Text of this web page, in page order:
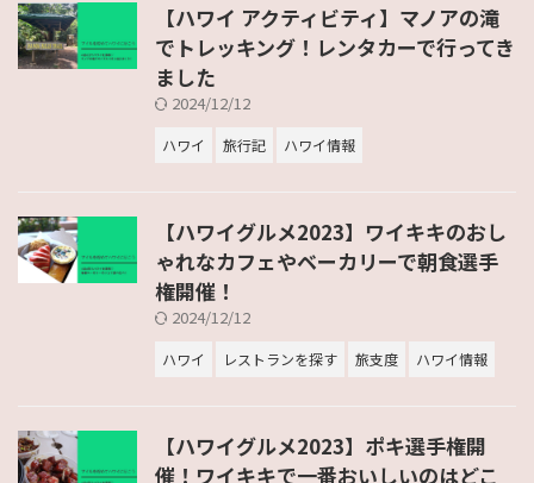
【ハワイ アクティビティ】マノアの滝
でトレッキング！レンタカーで行ってき
ました
2024/12/12
ハワイ 旅行記 ハワイ情報
【ハワイグルメ2023】ワイキキのおし
ゃれなカフェやベーカリーで朝食選手
権開催！
2024/12/12
ハワイ レストランを探す 旅支度 ハワイ情報
【ハワイグルメ2023】ポキ選手権開
催！ワイキキで一番おいしいのはどこ